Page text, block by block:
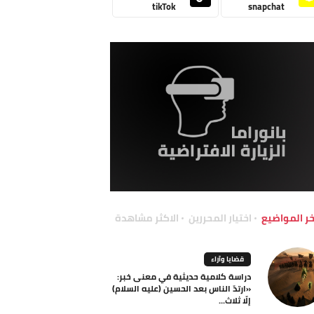
snapchat
tikTok
المواضيع اختيار المحررين الاكثر مشاهدة
قضايا وآراء
دراسة كلامية حديثية في معنى خبر:
«ارتدّ الناس بعد الحسين (عليه السلام)
إلّا ثلاث...